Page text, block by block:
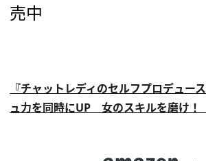
売中
『チャットレディのセルフプロデュー
ュ力を同時にUP 女のスキルを磨け！